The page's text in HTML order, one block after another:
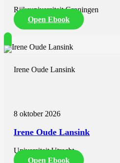
Rijksuniversiteit Groningen
Open Ebook
Irene Oude Lansink
8 oktober 2026
Irene Oude Lansink
Universiteit Utrecht
Open Ebook